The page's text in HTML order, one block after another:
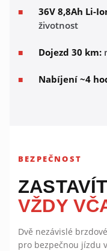
36V 8,8Ah Li-
životnost
Dojezd 30 km:
Nabíjení ~4
BEZPEČNOST
VŽDY
Dvě nezávislé
pro bezpečnou jízdu